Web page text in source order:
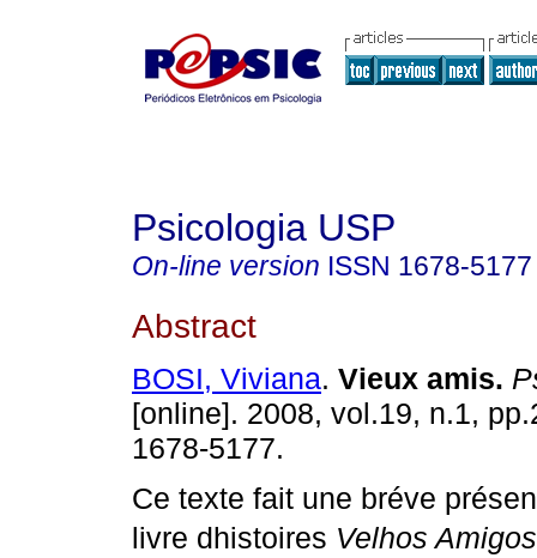
Psicologia USP
On-line version ISSN 1678-5177
Abstract
BOSI, Viviana. Vieux amis.
[online]. 2008, vol.19, n.1,
1678-5177.
Ce texte fait une bréve
livre dhistoires Velhos Amigos